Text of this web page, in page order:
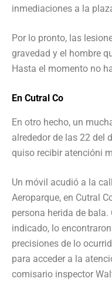
inmediaciones a la
Por lo pronto, las
gravedad y el hombre
Hasta el momento no
En Cutral Co
En otro hecho, un
alrededor de las 22 del
quiso recibir atencióni
Un móvil acudió a la
Aeroparque, en Cutral
persona herida de
indicado, lo
precisiones de lo
para acceder a la
comisario inspector